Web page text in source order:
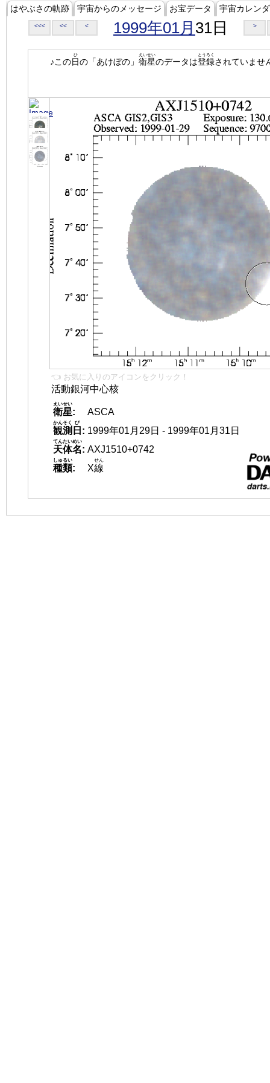
はやぶさの軌跡 宇宙からのメッセージ お宝データ 宇宙カレン
<<< << < 1999年01月 31日 >
♪この日
ひ
の「あけぼの」 衛星
えいせい
のデータは登録
とうろく
されていませ
👈 お気に入りのアイコンをクリック！
活動銀河中心核
衛星
えいせい
:
ASCA
観測
かんそく
日
び
: 1999年01月29日 - 1999年01月31日
天体名
てんたいめい
: AXJ1510+0742
種類
しゅるい
: X線
せん